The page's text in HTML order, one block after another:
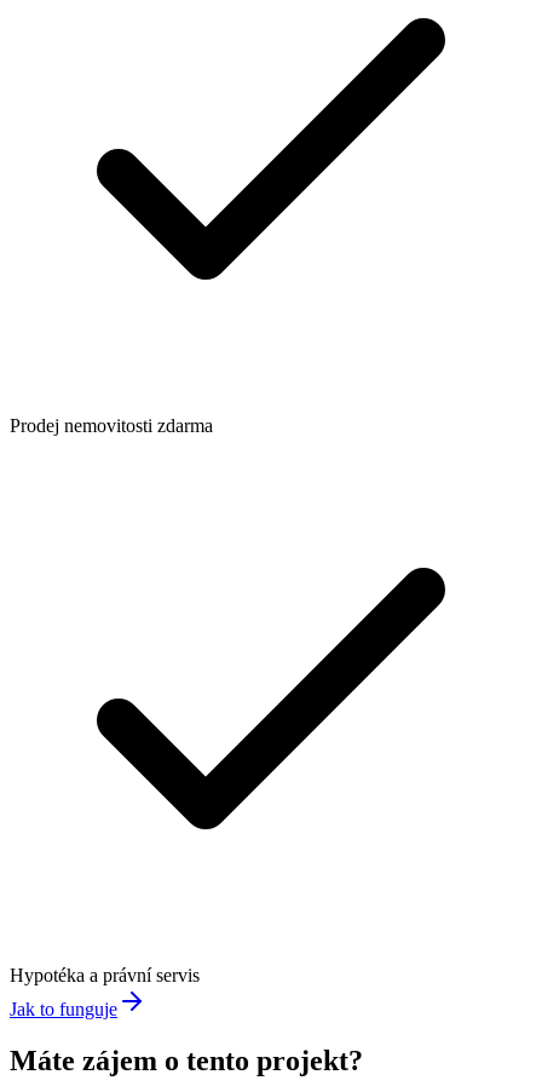
Prodej nemovitosti zdarma
Hypotéka a právní servis
Jak to funguje
Máte zájem o tento projekt?